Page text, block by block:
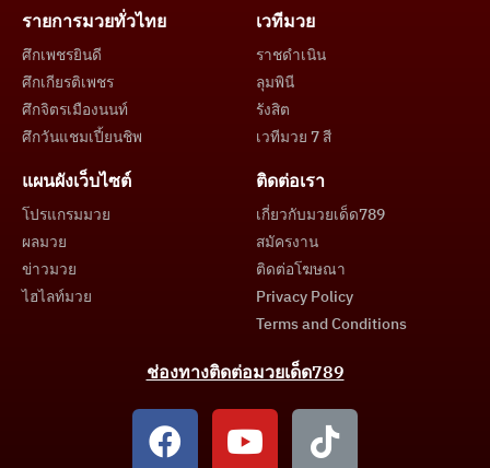
รายการมวยทั่วไทย
ศึกเพชรยินดี
ศึกเกียรติเพชร
ศึกจิตรเมืองนนท์
ศึกวันแชมเปี้ยนชิพ
เวทีมวย
ราชดำเนิน
ลุมพินี
รังสิต
เวทีมวย 7 สี
แผนผังเว็บไซต์
โปรแกรมมวย
ผลมวย
ข่าวมวย
ไฮไลท์มวย
ติดต่อเรา
เกี่ยวกับมวยเด็ด789
สมัครงาน
ติดต่อโฆษณา
Privacy Policy
Terms and Conditions
ช่องทางติดต่อมวยเด็ด789